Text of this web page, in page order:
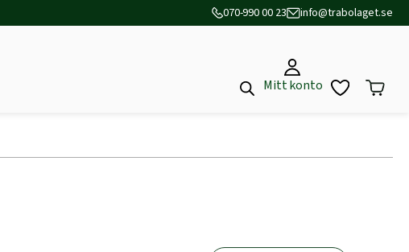
070-990 00 23 info@trabolaget.se
Mitt konto